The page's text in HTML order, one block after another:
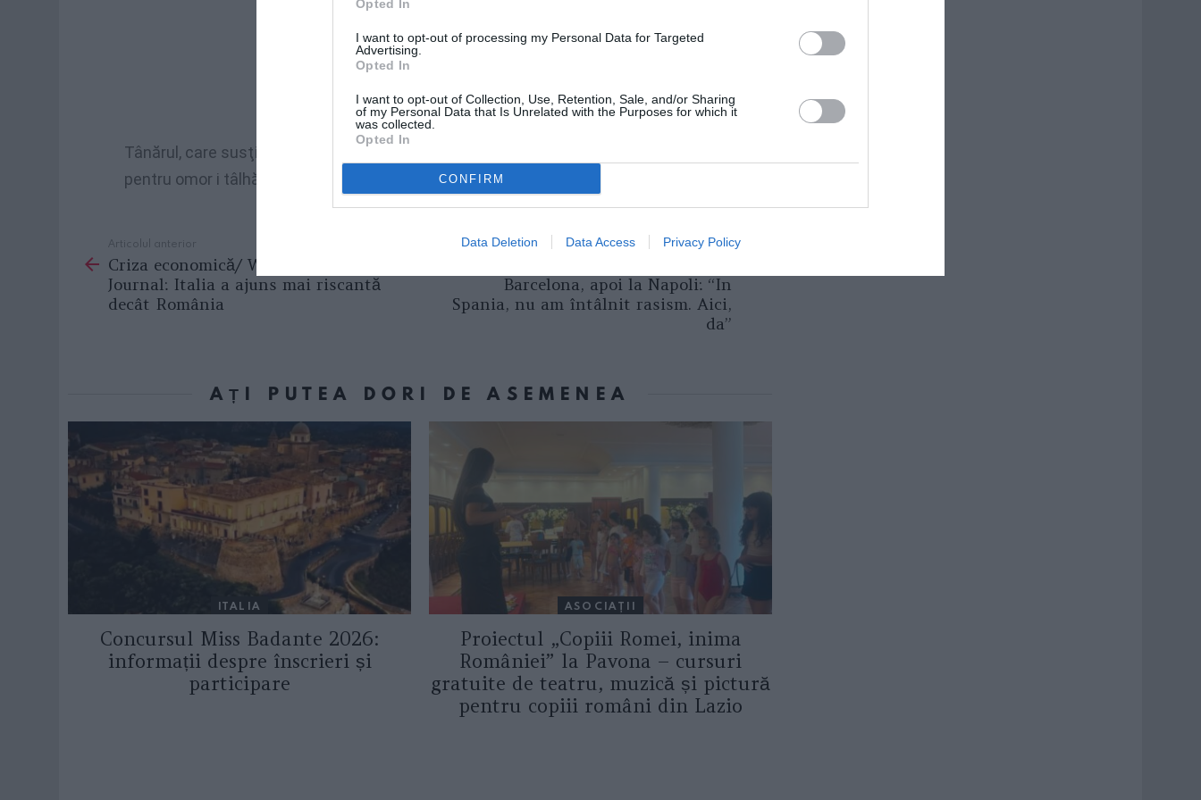
Opted In
I want to opt-out of processing my Personal Data for Targeted
Advertising.
Opted In
I want to opt-out of Collection, Use, Retention, Sale, and/or Sharing
of my Personal Data that Is Unrelated with the Purposes for which it
was collected.
Opted In
CONFIRM
Data Deletion Data Access Privacy Policy
Tânărul, care susţine că este nevinovat, va fi extrădat în Italia, unde va fi judecat
pentru omor i tâlhărie.
more
Articolul anterior
Criza economică/ Wall Street
Journal: Italia a ajuns mai riscantă
decât România
Următorul articol
Barcelona, apoi la Napoli: “In
Spania, nu am întâlnit rasism. Aici,
da”
AȚI PUTEA DORI DE ASEMENEA
ITALIA
Concursul Miss Badante 2026:
informații despre înscrieri și
participare
ASOCIAŢII
Proiectul „Copiii Romei, inima
României” la Pavona – cursuri
gratuite de teatru, muzică și pictură
pentru copiii români din Lazio